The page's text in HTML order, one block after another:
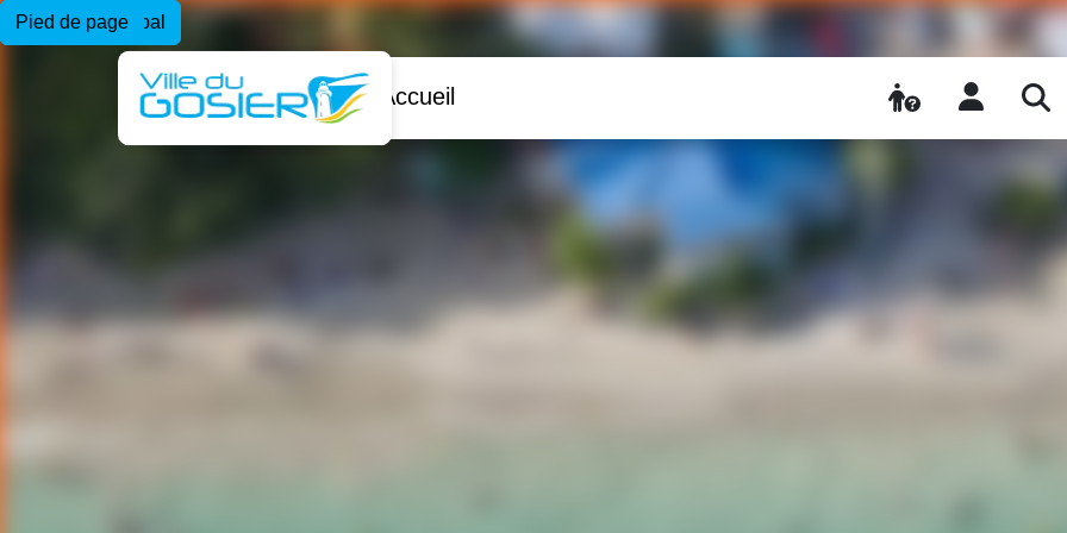
Menu principal
Contenu principal
Pied de page
Accueil